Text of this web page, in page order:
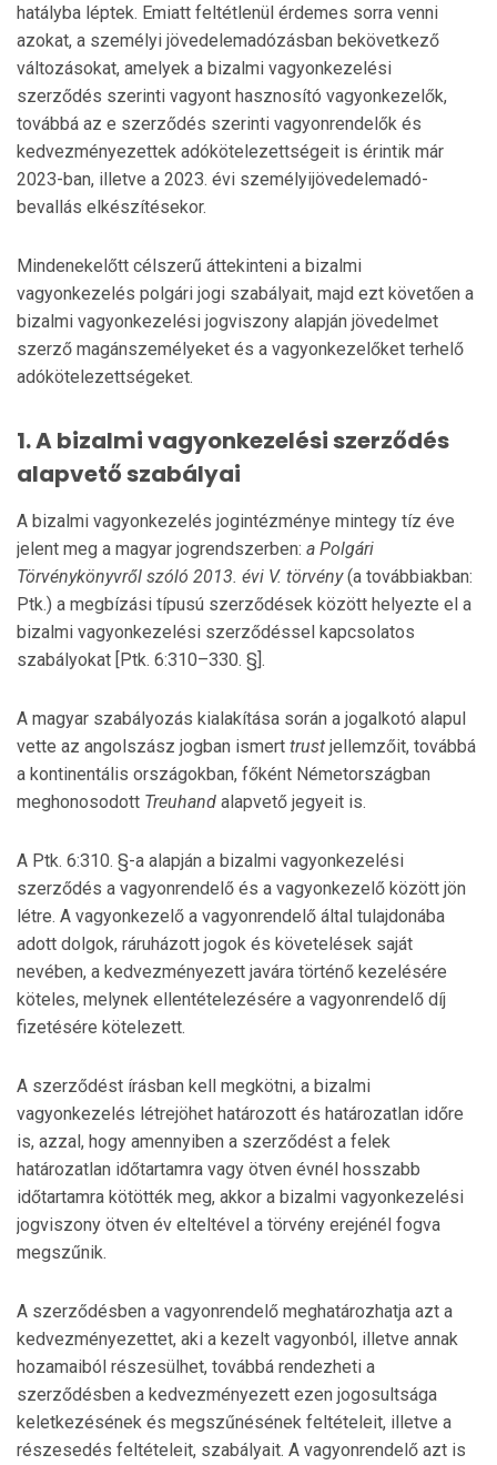
hatályba léptek. Emiatt feltétlenül érdemes sorra venni
azokat, a személyi jövedelemadózásban bekövetkező
változásokat, amelyek a bizalmi vagyonkezelési
szerződés szerinti vagyont hasznosító vagyonkezelők,
továbbá az e szerződés szerinti vagyonrendelők és
kedvezményezettek adókötelezettségeit is érintik már
2023-ban, illetve a 2023. évi személyijövedelemadó-
bevallás elkészítésekor.
Mindenekelőtt célszerű áttekinteni a bizalmi
vagyonkezelés polgári jogi szabályait, majd ezt követően a
bizalmi vagyonkezelési jogviszony alapján jövedelmet
szerző magánszemélyeket és a vagyonkezelőket terhelő
adókötelezettségeket.
1. A bizalmi vagyonkezelési szerződés
alapvető szabályai
A bizalmi vagyonkezelés jogintézménye mintegy tíz éve
jelent meg a magyar jogrendszerben: a Polgári
Törvénykönyvről szóló 2013. évi V. törvény(a továbbiakban:
Ptk.) a megbízási típusú szerződések között helyezte el a
bizalmi vagyonkezelési szerződéssel kapcsolatos
szabályokat [Ptk. 6:310–330. §].
A magyar szabályozás kialakítása során a jogalkotó alapul
vette az angolszász jogban ismert trust jellemzőit, továbbá
a kontinentális országokban, főként Németországban
meghonosodott Treuhand alapvető jegyeit is.
A Ptk. 6:310. §-a alapján a bizalmi vagyonkezelési
szerződés a vagyonrendelő és a vagyonkezelő között jön
létre. A vagyonkezelő a vagyonrendelő által tulajdonába
adott dolgok, ráruházott jogok és követelések saját
nevében, a kedvezményezett javára történő kezelésére
köteles, melynek ellentételezésére a vagyonrendelő díj
fizetésére kötelezett.
A szerződést írásban kell megkötni, a bizalmi
vagyonkezelés létrejöhet határozott és határozatlan időre
is, azzal, hogy amennyiben a szerződést a felek
határozatlan időtartamra vagy ötven évnél hosszabb
időtartamra kötötték meg, akkor a bizalmi vagyonkezelési
jogviszony ötven év elteltével a törvény erejénél fogva
megszűnik.
A szerződésben a vagyonrendelő meghatározhatja azt a
kedvezményezettet, aki a kezelt vagyonból, illetve annak
hozamaiból részesülhet, továbbá rendezheti a
szerződésben a kedvezményezett ezen jogosultsága
keletkezésének és megszűnésének feltételeit, illetve a
részesedés feltételeit, szabályait. A vagyonrendelő azt is